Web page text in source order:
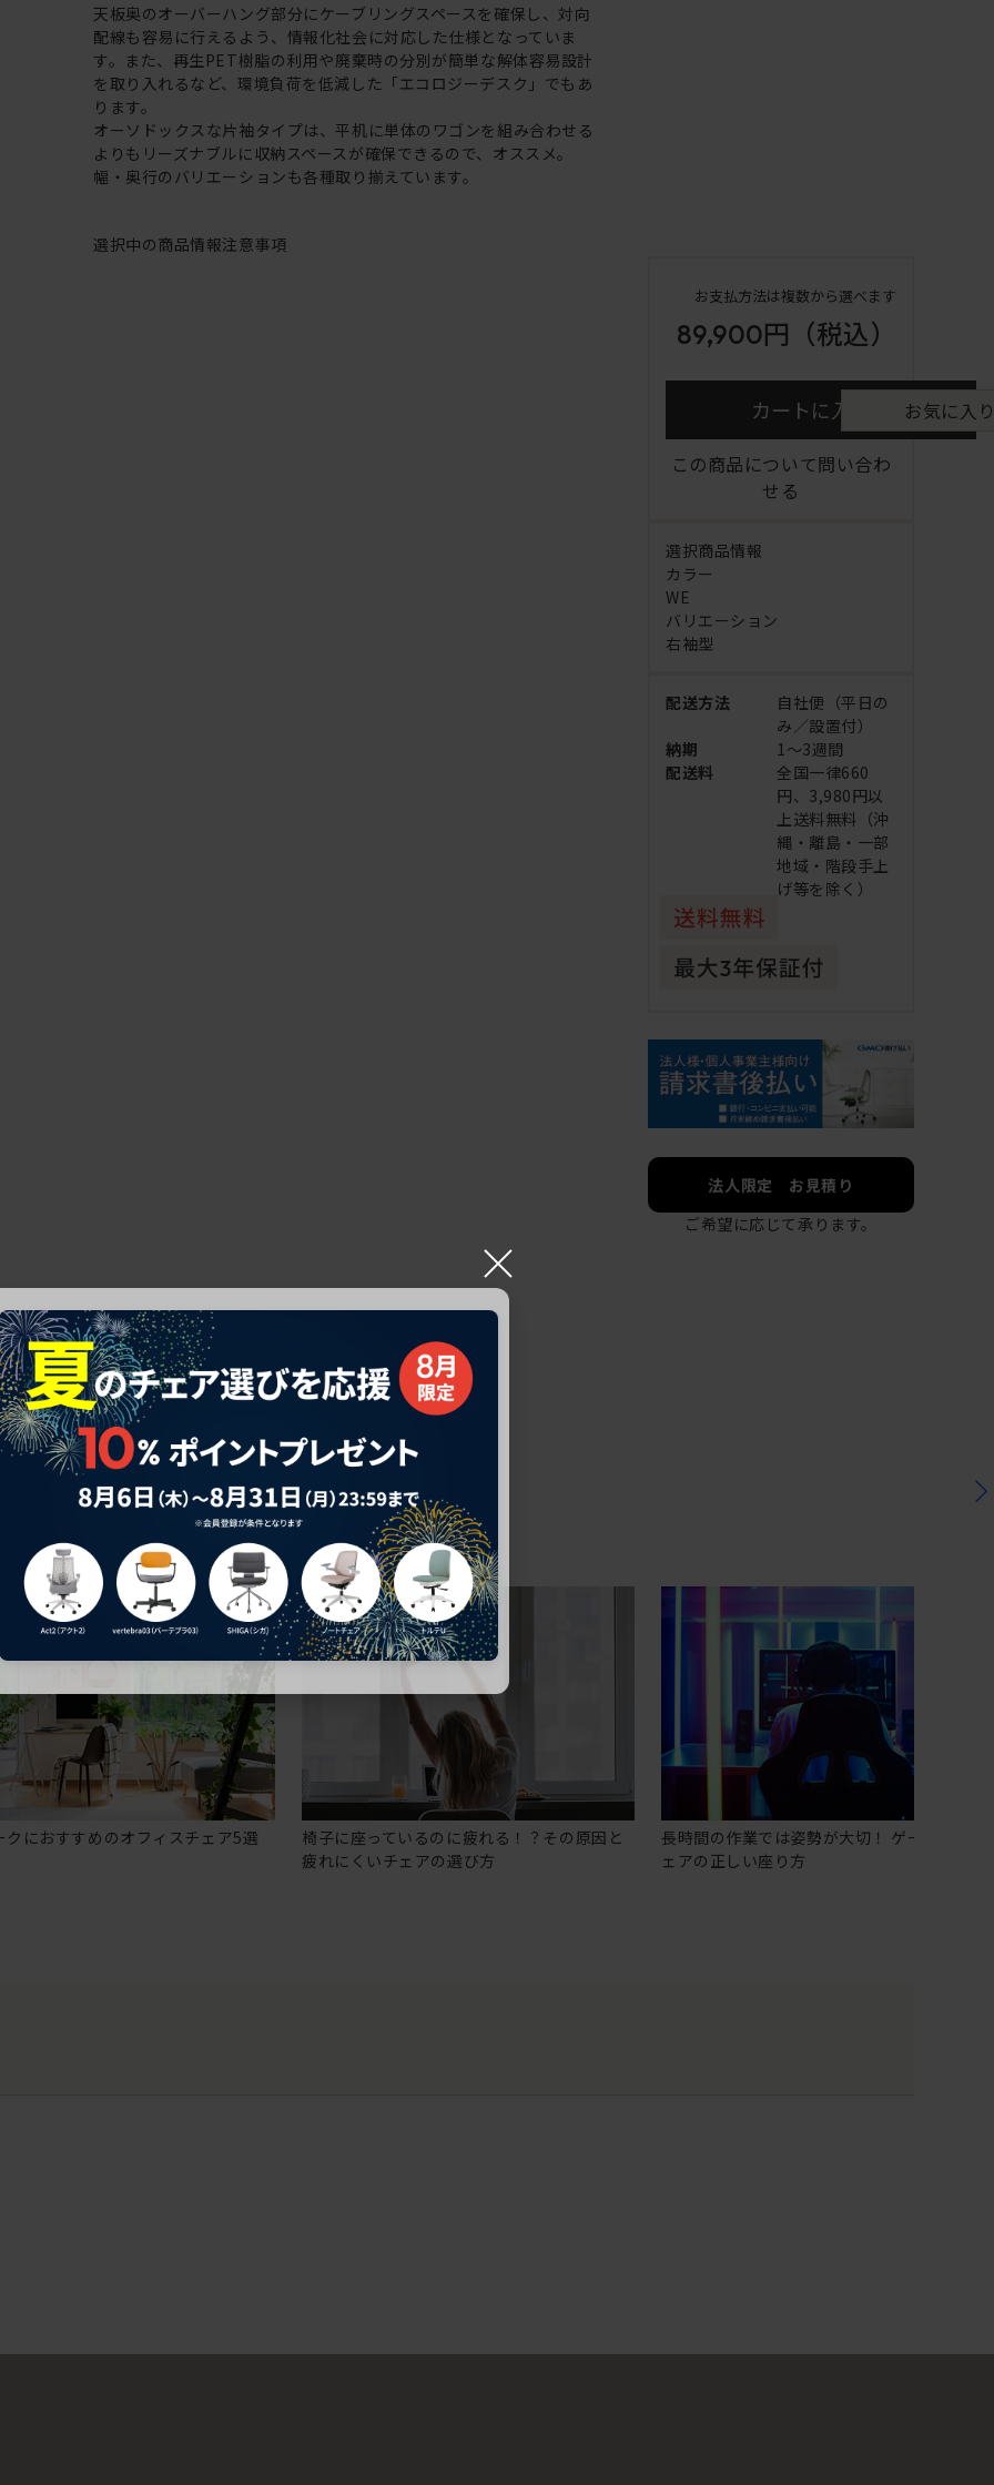
天板奥のオーバーハング部分にケーブリングスペースを確保し、対向
配線も容易に行えるよう、情報化社会に対応した仕様となっていま
す。また、再生PET樹脂の利用や廃棄時の分別が簡単な解体容易設計
を取り入れるなど、環境負荷を低減した「エコロジーデスク」でもあ
ります。
オーソドックスな片袖タイプは、平机に単体のワゴンを組み合わせる
よりもリーズナブルに収納スペースが確保できるので、オススメ。
幅・奥行のバリエーションも各種取り揃えています。
選択中の商品情報注意事項
お支払方法は複数から選べます
89,900円 （税込）
カートに入れる お気に入
この商品について問い合わ
せる
選択商品情報
カラー
WE
バリエーション
右袖型
配送方法
自社便（平日の
み／設置付）
納期
1～3週間
配送料
全国一律660
円、3,980円以
上送料無料（沖
縄・離島・一部
地域・階段手上
げ等を除く）
法人限定 お見積り
ご希望に応じて承ります。
クにおすすめのオフィスチェア5選
椅子に座っているのに疲れる！？その原因と
疲れにくいチェアの選び方
長時間の作業では姿勢が大切！ ゲーミングチ
ェアの正しい座り方
×